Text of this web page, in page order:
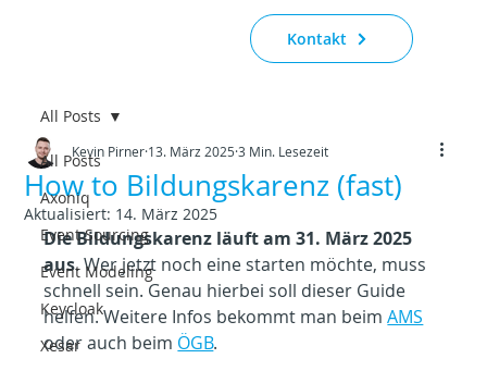
Kontakt
All Posts
Axoniq
Event Sourcing
Event Modeling
Keycloak
Xesar
All Posts
How to Bildungskarenz (fast)
Kevin Pirner 13. März 2025 3 Min. Lesezeit
Aktualisiert: 14. März 2025
Die Bildungskarenz läuft am 31. März 2025
aus. Wer jetzt noch eine starten möchte, muss
schnell sein. Genau hierbei soll dieser Guide
helfen. Weitere Infos bekommt man beim AMS
oder auch beim ÖGB.